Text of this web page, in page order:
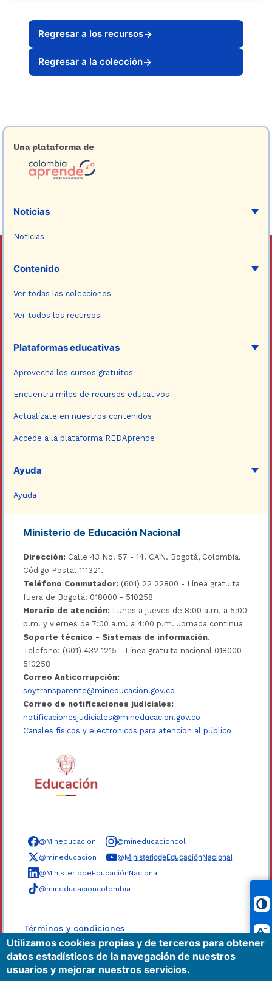
Regresar a los recursos→
Regresar a la colección→
Una plataforma de
Noticias
Noticias
Contenido
Ver todas las colecciones
Ver todos los recursos
Plataformas educativas
Aprovecha los cursos gratuitos
Encuentra miles de recursos educativos
Actualízate en nuestros contenidos
Accede a la plataforma REDAprende
Ayuda
Ayuda
Ministerio de Educación Nacional
Dirección: Calle 43 No. 57 - 14. CAN. Bogotá, Colombia.
Código Postal 111321.
Teléfono Conmutador: (601) 22 22800 - Línea gratuita
fuera de Bogotá: 018000 - 510258
Horario de atención: Lunes a jueves de 8:00 a.m. a 5:00
p.m. y viernes de 7:00 a.m. a 4:00 p.m. Jornada continua
Soporte técnico - Sistemas de información.
Teléfono: (601) 432 1215 - Línea gratuita nacional 018000-
510258
Correo Anticorrupción:
soytransparente@mineducacion.gov.co
Correo de notificaciones judiciales:
notificacionesjudiciales@mineducacion.gov.co
Canales físicos y electrónicos para atención al público
Síguenos en redes sociales
@Mineducacion
@mineducacioncol
@mineducacion
@M̲i̲n̲i̲s̲t̲e̲r̲i̲o̲d̲e̲E̲d̲u̲c̲a̲c̲i̲ó̲n̲N̲a̲c̲i̲o̲n̲a̲l̲
@MinisteriodeEducaciónNacional
@mineducacioncolombia
Términos y condiciones
Políticas
Mapa del sitio
Accesibilidad
Utilizamos cookies propias y de terceros para obtener
datos estadísticos de la navegación de nuestros
usuarios y mejorar nuestros servicios.